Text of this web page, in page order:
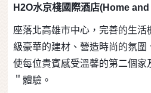
H2O水京棧國際酒店(Home and
座落北高雄市中心，完善的生活
級豪華的建材、營造時尚的氛圍
使每位貴賓感受溫馨的第二個家
＂體驗。